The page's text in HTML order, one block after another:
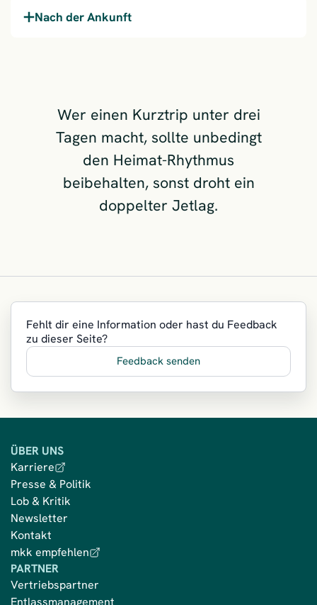
Nach der Ankunft
Wer einen Kurztrip unter drei
Tagen macht, sollte unbedingt
den Heimat-Rhythmus
beibehalten, sonst droht ein
doppelter Jetlag.
Fehlt dir eine Information oder hast du Feedback
zu dieser Seite?
Feedback senden
ÜBER UNS
Karriere
Presse & Politik
Lob & Kritik
Newsletter
Kontakt
mkk empfehlen
PARTNER
Vertriebspartner
Entlassmanagement